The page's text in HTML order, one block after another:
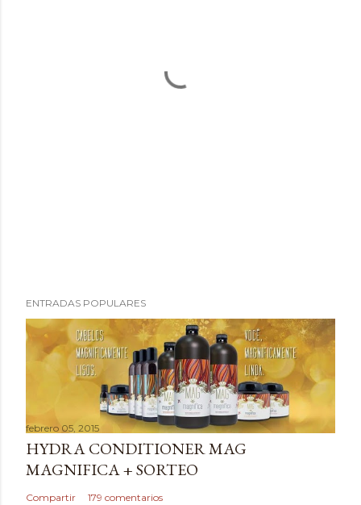
ENTRADAS POPULARES
febrero 05, 2015
HYDRA CONDITIONER MAG
MAGNIFICA + SORTEO
Compartir 179 comentarios